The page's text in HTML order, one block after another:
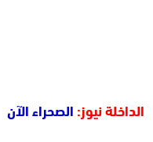
الداخلة نيوز:الصحراء الآن